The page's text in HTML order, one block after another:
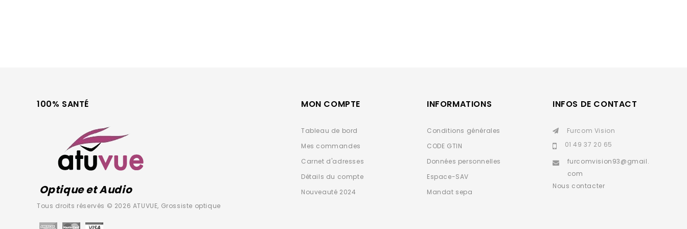
100% SANTÉ
Optique et Audio
Tous droits réservés © 2026 ATUVUE, Grossiste optique
MON COMPTE
Tableau de bord
Mes commandes
Carnet d'adresses
Détails du compte
Nouveauté 2024
INFORMATIONS
Conditions générales
CODE GTIN
Données personnelles
Espace-SAV
Mandat sepa
INFOS DE CONTACT
Furcom Vision
01 49 37 20 65
furcomvision93@gmail.
com
Nous contacter